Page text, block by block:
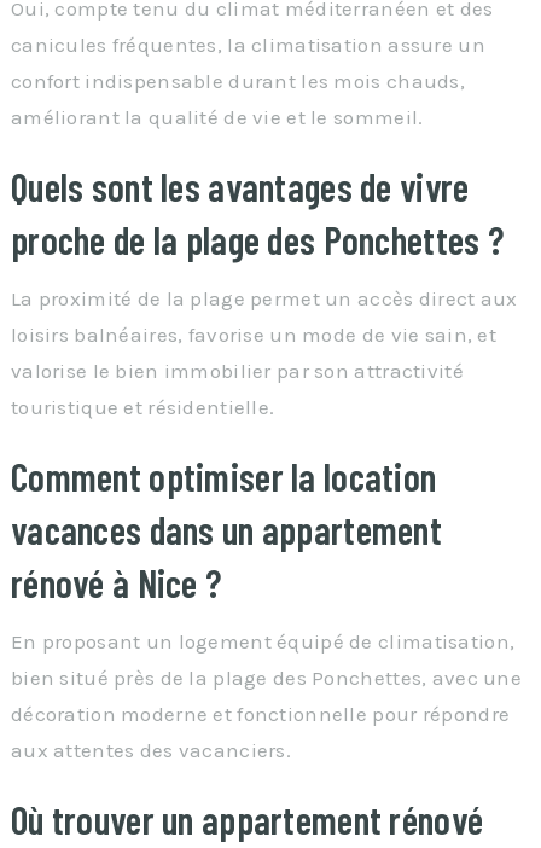
Oui, compte tenu du climat méditerranéen et des
canicules fréquentes, la climatisation assure un
confort indispensable durant les mois chauds,
améliorant la qualité de vie et le sommeil.
Quels sont les avantages de vivre
proche de la plage des Ponchettes ?
La proximité de la plage permet un accès direct aux
loisirs balnéaires, favorise un mode de vie sain, et
valorise le bien immobilier par son attractivité
touristique et résidentielle.
Comment optimiser la location
vacances dans un appartement
rénové à Nice ?
En proposant un logement équipé de climatisation,
bien situé près de la plage des Ponchettes, avec une
décoration moderne et fonctionnelle pour répondre
aux attentes des vacanciers.
Où trouver un appartement rénové